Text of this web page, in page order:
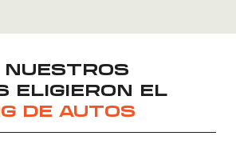
NUESTROS
ELIGIERON EL
DE AUTOS